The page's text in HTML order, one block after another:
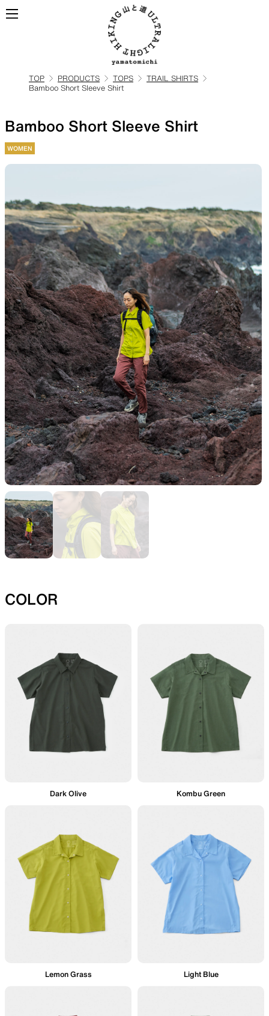
BACKPACKS
TOPS
山道具として考えられたクロー
ジング
BOTTOMS
機能的な5ポケットを持つパン
ツ＆ショーツ
JACKETS
風や雨、寒さを防ぐシェル
HATS
ハイキングのためのヘッドウ
ア
ALL WEATHER
どんな状況にも対応する全天候
型行動着
ACTIVE INSULATION
SLEEPING PADS
ACCESSORIES
機能を拡張する道具
SPECIAL OFFERS
製品ロスをなくすための特別
TOP PRODUCTS TOPS
TRAIL SHIRTS
Bamboo Short Sleeve Shirt
Bamboo Short Sleeve Shirt
WOMEN
COLOR
Dark Olive Kombu Green
Lemon Grass Light Blue